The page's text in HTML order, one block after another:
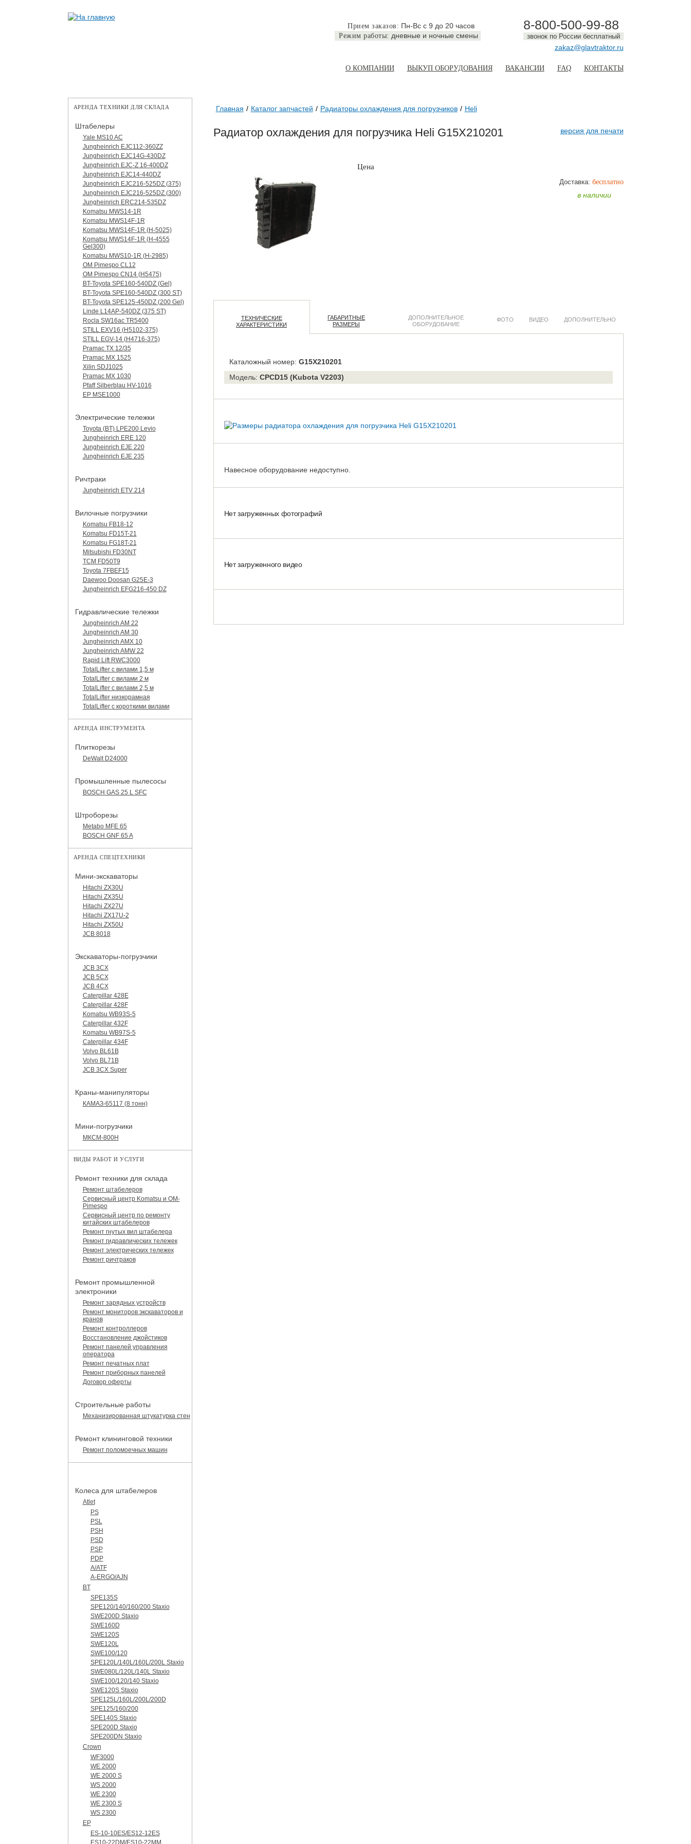
Прием заказов: Пн-Вс с 9 до 20 часов
Режим работы: дневные и ночные смены
8-800-500-99-88
звонок по России бесплатный
zakaz@glavtraktor.ru
О КОМПАНИИ ВЫКУП ОБОРУДОВАНИЯ ВАКАНСИИ FAQ КОНТАКТЫ
Главная Каталог запчастей Радиаторы охлаждения для погрузчиков Heli
версия для печати
Радиатор охлаждения для погрузчика Heli G15X210201
Цена
Доставка: бесплатно
в наличии
ТЕХНИЧЕСКИЕ
ХАРАКТЕРИСТИКИ
ГАБАРИТНЫЕ
РАЗМЕРЫ
ДОПОЛНИТЕЛЬНОЕ
ОБОРУДОВАНИЕ
ФОТО ВИДЕО ДОПОЛНИТЕЛЬНО
Каталожный номер: G15X210201
Модель: CPCD15 (Kubota V2203)
Навесное оборудование недоступно.
Нет загруженных фотографий
Нет загруженного видео
АРЕНДА ТЕХНИКИ ДЛЯ СКЛАДА
Штабелеры
Yale MS10 AC
Jungheinrich EJC112-360ZZ
Jungheinrich EJC14G-430DZ
Jungheinrich EJC-Z 16-400DZ
Jungheinrich EJC14-440DZ
Jungheinrich EJC216-525DZ (375)
Jungheinrich EJC216-525DZ (300)
Jungheinrich ERC214-535DZ
Komatsu MWS14-1R
Komatsu MWS14F-1R
Komatsu MWS14F-1R (H-5025)
Komatsu MWS14F-1R (H-4555
Gel300)
Komatsu MWS10-1R (Н-2985)
OM Pimespo CL12
OM Pimespo CN14 (Н5475)
BT-Toyota SPE160-540DZ (Gel)
BT-Toyota SPE160-540DZ (300 ST)
BT-Toyota SPE125-450DZ (200 Gel)
Linde L14AP-540DZ (375 ST)
Rocla SW16ac TR5400
STILL EXV16 (H5102-375)
STILL EGV-14 (H4716-375)
Pramac TX 12/35
Pramac MX 1525
Xilin SDJ1025
Pramac MX 1030
Pfaff Silberblau HV-1016
EP MSE1000
Электрические тележки
Toyota (BT) LPE200 Levio
Jungheinrich ERE 120
Jungheinrich EJE 220
Jungheinrich EJE 235
Ричтраки
Jungheinrich ETV 214
Вилочные погрузчики
Komatsu FB18-12
Komatsu FD15T-21
Komatsu FG18T-21
Mitsubishi FD30NT
TCM FD50T9
Toyota 7FBEF15
Daewoo Doosan G25E-3
Jungheinrich EFG216-450 DZ
Гидравлические тележки
Jungheinrich AM 22
Jungheinrich AM 30
Jungheinrich AMX 10
Jungheinrich AMW 22
Rapid Lift RWC3000
TotalLifter с вилами 1,5 м
TotalLifter с вилами 2 м
TotalLifter с вилами 2,5 м
TotalLifter низкорамная
TotalLifter с короткими вилами
АРЕНДА ИНСТРУМЕНТА
Плиткорезы
DeWalt D24000
Промышленные пылесосы
BOSCH GAS 25 L SFC
Штроборезы
Metabo MFE 65
BOSCH GNF 65 A
АРЕНДА СПЕЦТЕХНИКИ
Мини-экскаваторы
Hitachi ZX30U
Hitachi ZX35U
Hitachi ZX27U
Hitachi ZX17U-2
Hitachi ZX50U
JCB 8018
Экскаваторы-погрузчики
JCB 3CX
JCB 5CX
JCB 4CX
Caterpillar 428E
Caterpillar 428F
Komatsu WB93S-5
Caterpillar 432F
Komatsu WB97S-5
Caterpillar 434F
Volvo BL61B
Volvo BL71B
JCB 3CX Super
Краны-манипуляторы
КАМАЗ-65117 (8 тонн)
Мини-погрузчики
МКСМ-800H
ВИДЫ РАБОТ И УСЛУГИ
Ремонт техники для склада
Ремонт штабелеров
Сервисный центр Komatsu и OM-
Pimespo
Сервисный центр по ремонту
китайских штабелеров
Ремонт гнутых вил штабелера
Ремонт гидравлических тележек
Ремонт электрических тележек
Ремонт ричтраков
Ремонт промышленной
электроники
Ремонт зарядных устройств
Ремонт мониторов экскаваторов и
кранов
Ремонт контроллеров
Восстановление джойстиков
Ремонт панелей управления
оператора
Ремонт печатных плат
Ремонт приборных панелей
Договор оферты
Строительные работы
Механизированная штукатурка стен
Ремонт клининговой техники
Ремонт поломоечных машин
Колеса для штабелеров
Atlet
PS
PSL
PSH
PSD
PSP
PDP
A/ATF
A-ERGO/AJN
BT
SPE135S
SPE120/140/160/200 Staxio
SWE200D Staxio
SWE160D
SWE120S
SWE120L
SWE100/120
SPE120L/140L/160L/200L Staxio
SWE080L/120L/140L Staxio
SWE100/120/140 Staxio
SWE120S Staxio
SPE125L/160L/200L/200D
SPE125/160/200
SPE140S Staxio
SPE200D Staxio
SPE200DN Staxio
Crown
WF3000
WE 2000
WE 2000 S
WS 2000
WE 2300
WE 2300 S
WS 2300
EP
ES-10-10ES/ES12-12ES
ES10-22DM/ES10-22MM